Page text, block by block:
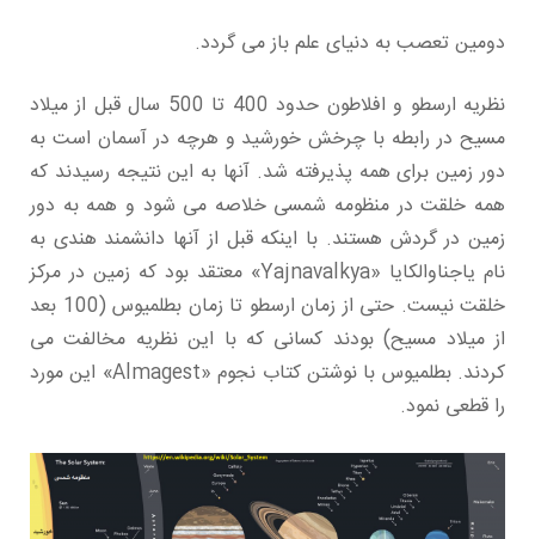
دومین تعصب به دنیای علم باز می گردد.
نظریه ارسطو و افلاطون حدود 400 تا 500 سال قبل از میلاد
مسیح در رابطه با چرخش خورشید و هرچه در آسمان است به
دور زمین برای همه پذیرفته شد. آنها به این نتیجه رسیدند که
همه خلقت در منظومه شمسی خلاصه می شود و همه به دور
زمین در گردش هستند. با اینکه قبل از آنها دانشمند هندی به
نام یاجناوالکایا «Yajnavalkya» معتقد بود که زمین در مرکز
خلقت نیست. حتی از زمان ارسطو تا زمان بطلمیوس (100 بعد
از میلاد مسیح) بودند کسانی که با این نظریه مخالفت می
کردند. بطلمیوس با نوشتن کتاب نجوم «Almagest» این مورد
را قطعی نمود.